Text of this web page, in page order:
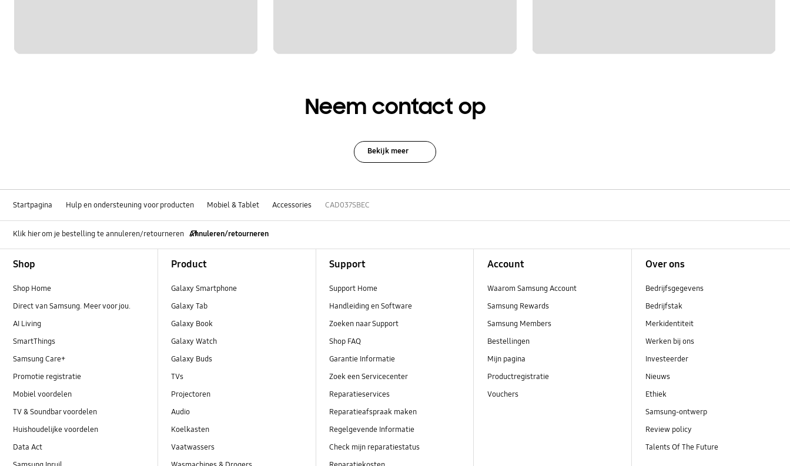
Neem contact op
Bekijk meer
Startpagina Hulp en ondersteuning voor producten Mobiel & Tablet Accessories CAD037SBEC
Klik hier om je bestelling te annuleren/retourneren Annuleren/retourneren
Shop
Shop Home
Direct van Samsung. Meer voor jou.
AI Living
SmartThings
Samsung Care+
Promotie registratie
Mobiel voordelen
TV & Soundbar voordelen
Huishoudelijke voordelen
Data Act
Product
Galaxy Smartphone
Galaxy Tab
Galaxy Book
Galaxy Watch
Galaxy Buds
TVs
Projectoren
Audio
Koelkasten
Vaatwassers
Support
Support Home
Handleiding en Software
Zoeken naar Support
Shop FAQ
Garantie Informatie
Zoek een Servicecenter
Reparatieservices
Reparatieafspraak maken
Regelgevende Informatie
Check mijn reparatiestatus
Account
Waarom Samsung Account
Samsung Rewards
Samsung Members
Bestellingen
Mijn pagina
Productregistratie
Vouchers
Over ons
Bedrijfsgegevens
Bedrijfstak
Merkidentiteit
Werken bij ons
Investeerder
Nieuws
Ethiek
Samsung-ontwerp
Review policy
Talents Of The Future